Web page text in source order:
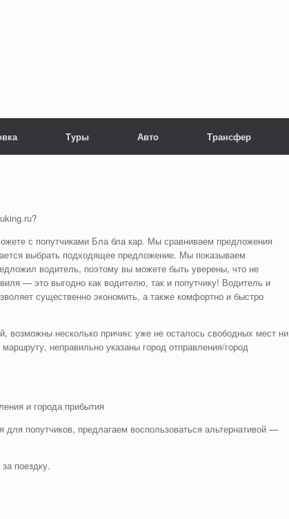
Туры Авто Трансфер
с попутчиками Бла бла кар. Мы сравниваем предложения
выбрать подходящее предложение. Мы показываем
водитель, поэтому вы можете быть уверены, что не
— это выгодно как водителю, так и попутчику! Водитель и
существенно экономить, а также комфортно и быстро
несколько причин: уже не осталось свободных мест ни
неправильно указаны город отправления/город
и города прибытия
попутчиков, предлагаем воспользоваться альтернативой —
поездку.